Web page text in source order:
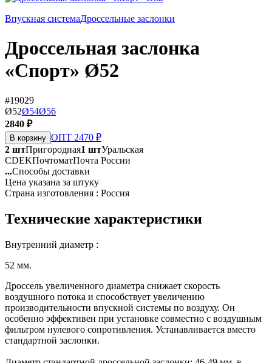
Впускная системаДроссельные заслонки
Дроссельная заслонка
«Спорт» Ø52
#19029
Ø52Ø54Ø56
2840 ₽
В корзину ОПТ 2470 ₽
2 штПригородная1 штУральская
CDEKПочтоматПочта России
...Способы доставки
Цена указана за штуку
Страна изготовления : Россия
Технические характеристики
Внутренний диаметр :
52 мм.
Дроссель увеличенного диаметра снижает скорость
воздушного потока и способствует увеличению
производительности впускной системы по воздуху. Он
особенно эффективен при установке совместно с воздушным
фильтром нулевого сопротивления. Устанавливается вместо
стандартной заслонки.